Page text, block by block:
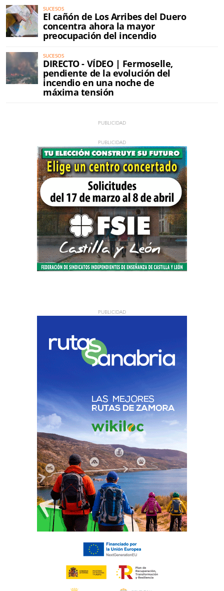
SUCESOS
El cañón de Los Arribes del Duero
concentra ahora la mayor
preocupación del incendio
SUCESOS
DIRECTO - VÍDEO | Fermoselle,
pendiente de la evolución del
incendio en una noche de
máxima tensión